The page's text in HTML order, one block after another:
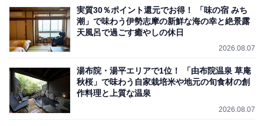
実質30％ポイント還元でお得！ 「味の宿 みち
潮」で味わう伊勢志摩の新鮮な海の幸と絶景露
天風呂で過ごす癒やしの休日
2026.08.07
湯布院・湯平エリアで1位！ 「由布院温泉 草庵
秋桜」で味わう自家栽培米や地元の旬食材の創
作料理と上質な温泉
2026.08.07